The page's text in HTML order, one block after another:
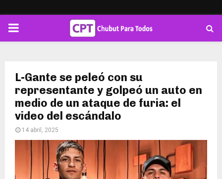
PRIMARY
L-Gante se peleó con su
representante y golpeó un auto en
medio de un ataque de furia: el
video del escándalo
14 abril, 2025